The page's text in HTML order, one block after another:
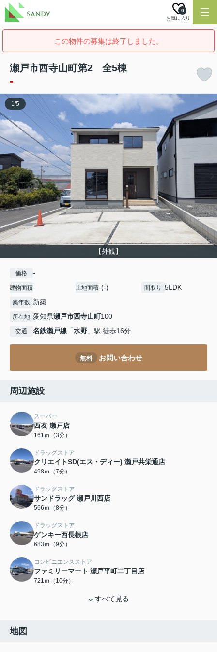
お気に入り
0
この物件の募集は終了しました。
瀬戸市西寺山町第2 全5棟
-
【外観】
1/5
価格 -
建物面積- 土地面積-(-) 間取り 5LDK
築年数 新築
所在地 愛知県瀬戸市西寺山町100
交通 名鉄瀬戸線 「水野 」駅 徒歩16分
無料 お問い合わせ
周辺施設
スーパー
西友 瀬戸店
161ｍ（3分）
ドラッグストア
クリエイトSD(エス・ディー) 瀬戸共栄通店
498ｍ（7分）
ドラッグストア
サンドラッグ 瀬戸川西店
566ｍ（8分）
ドラッグストア
ゲンキー西長根店
683ｍ（9分）
コンビニエンスストア
ファミリーマート 瀬戸平町二丁目店
721ｍ（10分）
すべて見る
地図